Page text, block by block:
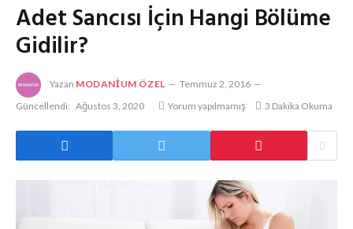
Adet Sancısı İçin Hangi Bölüme
Gidilir?
Yazan MODANIUM ÖZEL
Temmuz 2, 2016
Güncellendi: Ağustos 3, 2020 Yorum yapılmamış 3 Dakika Okuma